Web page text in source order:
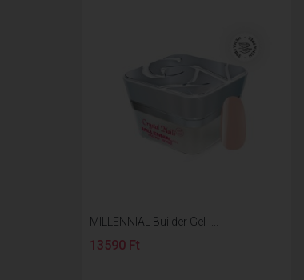
MILLENNIAL Builder Gel -...
13590 Ft